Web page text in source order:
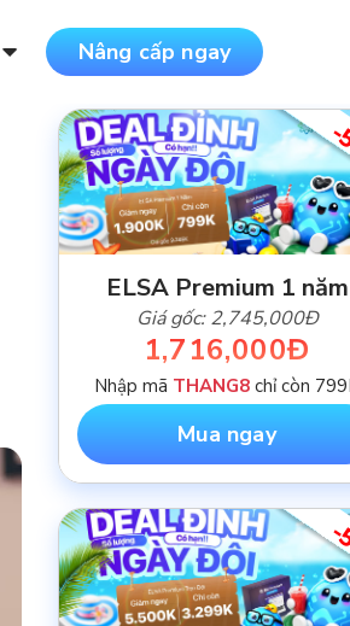
Nâng cấp ngay
DANH MỤC BÀI VIẾT
NỘI DUNG MỚI NHẤT
-
ELSA Premium 1 năm
Giá gốc: 2,745,000Đ
1,716,000Đ
Nhập mã THANG8 chỉ còn
Mua ngay
-